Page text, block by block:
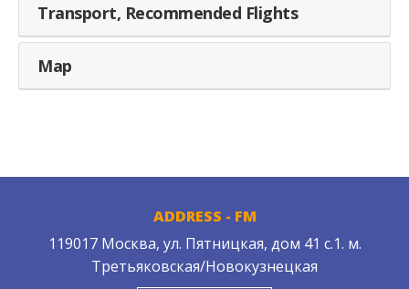
Transport, Recommended Flights
Map
ADDRESS - FM
119017 Москва, ул. Пятницкая, дом 41 с.1. м.
Третьяковская/Новокузнецкая